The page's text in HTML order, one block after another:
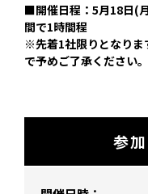
■開催日程：5月18日(
間で1時間程
※先着1社限りとなりま
で予めご了承ください。
参